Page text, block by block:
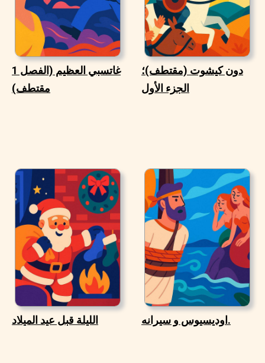
غاتسبي العظيم (الفصل 1
مقتطف)
دون كيشوت (مقتطف)؛
الجزء الأول
الليلة قبل عيد الميلاد اوديسيوس و سيرانه.